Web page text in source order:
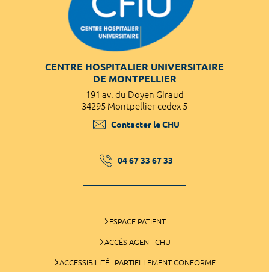
CENTRE HOSPITALIER UNIVERSITAIRE
DE MONTPELLIER
191 av. du Doyen Giraud
34295 Montpellier cedex 5
Contacter le CHU
04 67 33 67 33
ESPACE PATIENT
ACCÈS AGENT CHU
ACCESSIBILITÉ : PARTIELLEMENT CONFORME